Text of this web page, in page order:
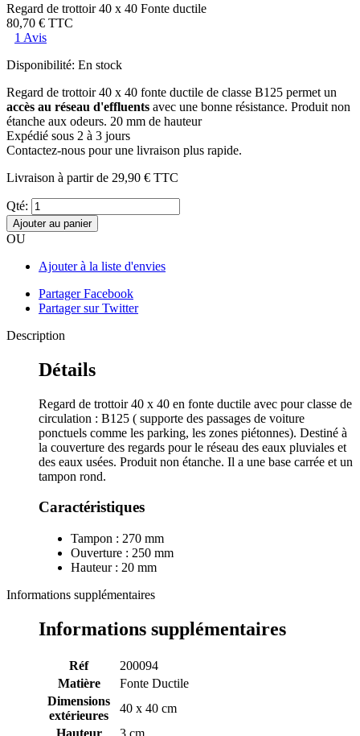
Regard de trottoir 40 x 40 Fonte ductile
80,70 € TTC
1 Avis
Disponibilité: En stock
Regard de trottoir 40 x 40 fonte ductile de classe B125 permet un
accès au réseau d'effluents avec une bonne résistance. Produit non
étanche aux odeurs. 20 mm de hauteur
Expédié sous 2 à 3 jours
Contactez-nous pour une livraison plus rapide.
Livraison à partir de 29,90 € TTC
Qté:
Ajouter au panier
OU
Ajouter à la liste d'envies
Partager Facebook
Partager sur Twitter
Description
Détails
Regard de trottoir 40 x 40 en fonte ductile avec pour classe de
circulation : B125 ( supporte des passages de voiture
ponctuels comme les parking, les zones piétonnes). Destiné à
la couverture des regards pour le réseau des eaux pluviales et
des eaux usées. Produit non étanche. Il a une base carrée et un
tampon rond.
Caractéristiques
Tampon : 270 mm
Ouverture : 250 mm
Hauteur : 20 mm
Informations supplémentaires
Informations supplémentaires
Réf
200094
Matière
Fonte Ductile
Dimensions
extérieures
40 x 40 cm
Hauteur
3 cm